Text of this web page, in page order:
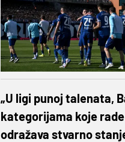
„U ligi punoj talenata,
kategorijama koje
odražava stvarno